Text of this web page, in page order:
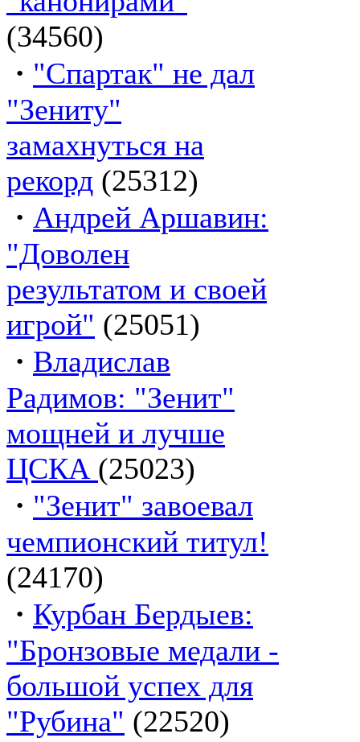
(34560)
· "Спартак" не дал
"Зениту"
замахнуться на
рекорд (25312)
· Андрей Аршавин:
"Доволен
результатом и своей
игрой" (25051)
· Владислав
Радимов: "Зенит"
мощней и лучше
ЦСКА (25023)
· "Зенит" завоевал
чемпионский титул!
(24170)
· Курбан Бердыев:
"Бронзовые медали -
большой успех для
"Рубина" (22520)